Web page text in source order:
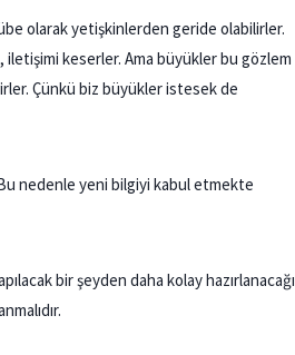
olarak yetişkinlerden geride olabilirler.
iletişimi keserler. Ama büyükler bu gözlem
Çünkü biz büyükler istesek de
nedenle yeni bilgiyi kabul etmekte
bir şeyden daha kolay hazırlanacağı